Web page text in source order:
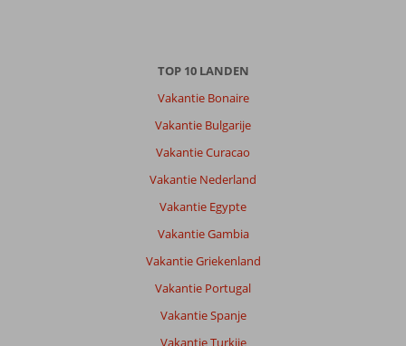
TOP 10 LANDEN
Vakantie Bonaire
Vakantie Bulgarije
Vakantie Curacao
Vakantie Nederland
Vakantie Egypte
Vakantie Gambia
Vakantie Griekenland
Vakantie Portugal
Vakantie Spanje
Vakantie Turkije